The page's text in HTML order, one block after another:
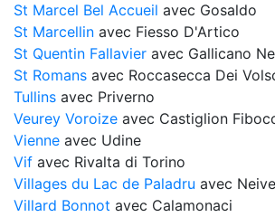
St Marcel Bel Accueil avec Gosaldo
St Marcellin avec Fiesso D'Artico
St Quentin Fallavier avec Gallicano
St Romans avec Roccasecca Dei
Tullins avec Priverno
Veurey Voroize avec Castiglion
Vienne avec Udine
Vif avec Rivalta di Torino
Villages du Lac de Paladru avec Neive
Villard Bonnot avec Calamonaci